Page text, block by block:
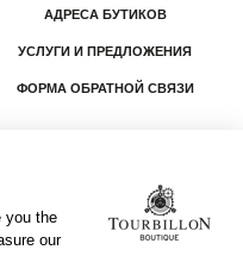
АДРЕСА БУТИКОВ
УСЛУГИ И ПРЕДЛОЖЕНИЯ
ФОРМА ОБРАТНОЙ СВЯЗИ